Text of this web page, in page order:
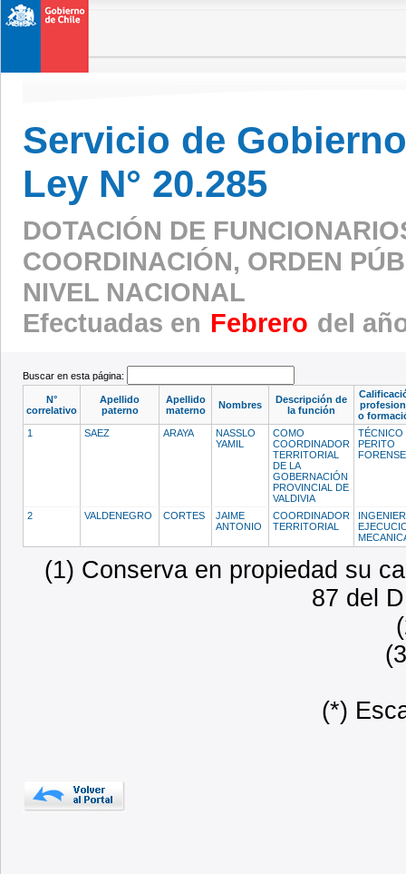
Servicio de
Ley N° 20.285
DOTACIÓN DE
COORDINACIÓN, ORDEN
NIVEL NACIONAL
Efectuadas en Febrero del
Buscar en esta página:
N°
correlativo
Apellido
paterno
Apellido
materno
Nombres
Descripción de
la función
o
1
SAEZ ARAYA
NASSLO
YAMIL
COMO
COORDINADOR
TERRITORIAL
DE LA
GOBERNACIÓN
PROVINCIAL DE
VALDIVIA
TÉCNICO
PERITO
2 VALDENEGRO CORTES
JAIME
ANTONIO
COORDINADOR
TERRITORIAL
(1) Conserva en propiedad su
87 del
(*)